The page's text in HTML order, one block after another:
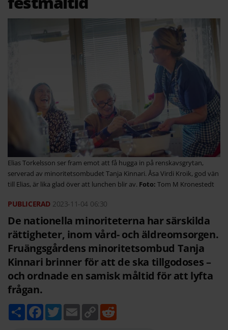
Elias Torkelsson ser fram emot att få hugga in på renskavsgrytan,
serverad av minoritetsombudet Tanja Kinnari. Åsa Virdi Kroik, god vän
till Elias, är lika glad över att lunchen blir av.
Tom M Kronestedt
2023-11-04 06:30
De nationella minoriteterna har särskilda
rättigheter, inom vård- och äldreomsorgen.
Fruängsgårdens minoritetsombud Tanja
Kinnari brinner för att de ska tillgodoses –
och ordnade en samisk måltid för att lyfta
frågan.
D
e
F
a
T
w
E
m
C
o